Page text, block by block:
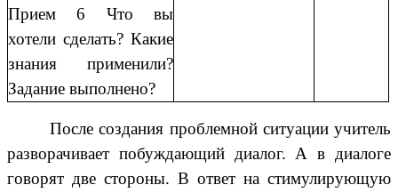
Прием 6 Что вы
хотели сделать? Какие
знания применили?
Задание выполнено?
После создания проблемной ситуации учитель
разворачивает побуждающий диалог. А в диалоге
говорят две стороны. В ответ на стимулирующую